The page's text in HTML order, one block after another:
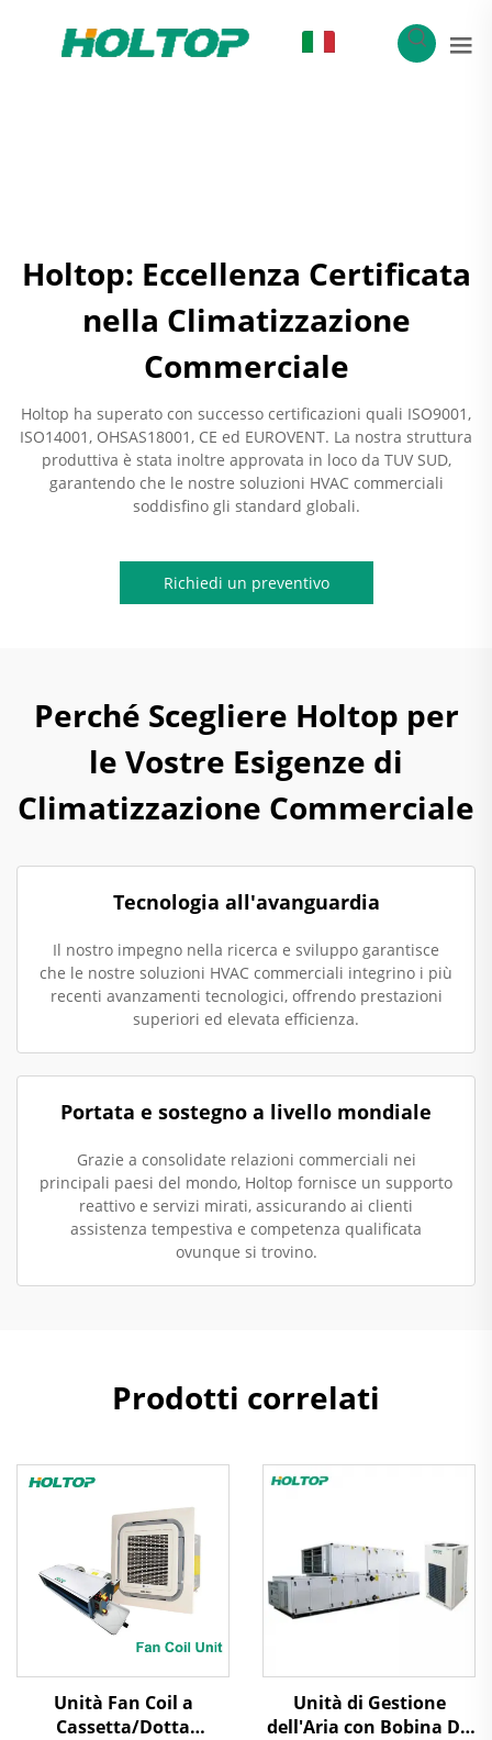
Holtop: Eccellenza Certificata
nella Climatizzazione
Commerciale
Holtop ha superato con successo certificazioni quali ISO9001,
ISO14001, OHSAS18001, CE ed EUROVENT. La nostra struttura
produttiva è stata inoltre approvata in loco da TUV SUD,
garantendo che le nostre soluzioni HVAC commerciali
soddisfino gli standard globali.
Richiedi un preventivo
Perché Scegliere Holtop per
le Vostre Esigenze di
Climatizzazione Commerciale
Tecnologia all'avanguardia
Il nostro impegno nella ricerca e sviluppo garantisce
che le nostre soluzioni HVAC commerciali integrino i più
recenti avanzamenti tecnologici, offrendo prestazioni
superiori ed elevata efficienza.
Portata e sostegno a livello mondiale
Grazie a consolidate relazioni commerciali nei
principali paesi del mondo, Holtop fornisce un supporto
reattivo e servizi mirati, assicurando ai clienti
assistenza tempestiva e competenza qualificata
ovunque si trovino.
Prodotti correlati
Unità Fan Coil a
Cassetta/Dotta
Unità di Gestione
dell'Aria con Bobina DX